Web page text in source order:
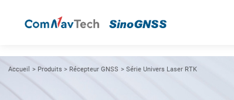
Accueil > Produits > Récepteur GNSS > Série Univers Laser RTK